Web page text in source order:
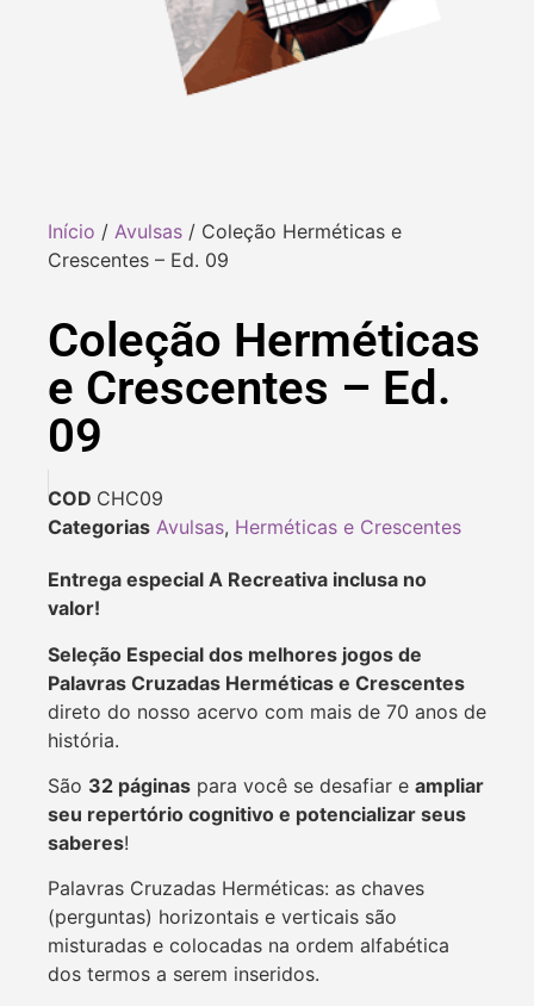
Início / Avulsas / Coleção Herméticas e
Crescentes – Ed. 09
Coleção Herméticas
e Crescentes – Ed.
09
COD CHC09
Categorias Avulsas, Herméticas e Crescentes
Entrega especial A Recreativa inclusa no
valor!
Seleção Especial dos melhores jogos de
Palavras Cruzadas Herméticas e Crescentes
direto do nosso acervo com mais de 70 anos de
história.
São 32 páginas para você se desafiar e ampliar
seu repertório cognitivo e potencializar seus
saberes!
Palavras Cruzadas Herméticas: as chaves
(perguntas) horizontais e verticais são
misturadas e colocadas na ordem alfabética
dos termos a serem inseridos.